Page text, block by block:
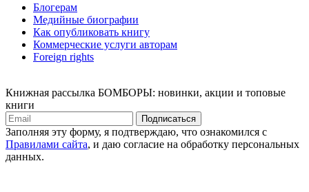
Блогерам
Медийные биографии
Как опубликовать книгу
Коммерческие услуги авторам
Foreign rights
Книжная рассылка БОМБОРЫ: новинки, акции и топовые
книги
Подписаться
Заполняя эту форму, я подтверждаю, что ознакомился с
Правилами сайта, и даю согласие на обработку персональных
данных.